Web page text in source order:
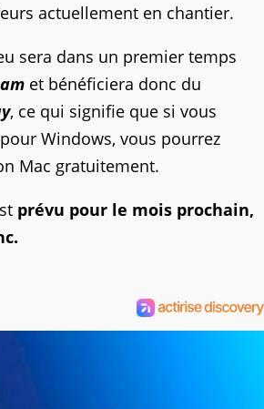
actuellement en chantier.
sera dans un premier temps
et bénéficiera donc du
, ce qui signifie que si vous
Windows, vous pourrez
Mac gratuitement.
prévu pour le mois prochain,